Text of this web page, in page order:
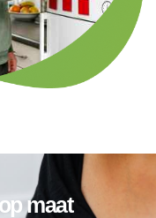
maat